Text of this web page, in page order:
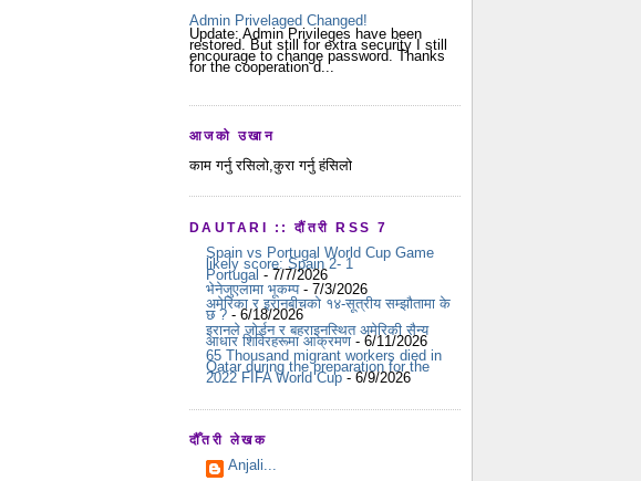
Admin Privelaged Changed!
Update: Admin Privileges have been
restored. But still for extra security I still
encourage to change password. Thanks
for the cooperation d...
आजको उखान
काम गर्नु रसिलो,कुरा गर्नु हंसिलो
DAUTARI :: दौंतरी RSS 7
Spain vs Portugal World Cup Game
likely score: Spain 2- 1
Portugal - 7/7/2026
भेनेजुएलामा भूकम्प- 7/3/2026
अमेरिका र इरानबीचको १४-सूत्रीय सम्झौतामा के
छ ? - 6/18/2026
इरानले जोर्डन र बहराइनस्थित अमेरिकी सैन्य
आधार शिविरहरूमा आक्रमण- 6/11/2026
65 Thousand migrant workers died in
Qatar during the preparation for the
2022 FIFA World Cup - 6/9/2026
दौँतरी लेखक
Anjali...